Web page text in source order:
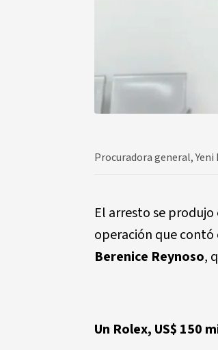
Procuradora general, Yeni
El arresto se
operación que
Berenice Reynoso,
Un Rolex, US$ 150